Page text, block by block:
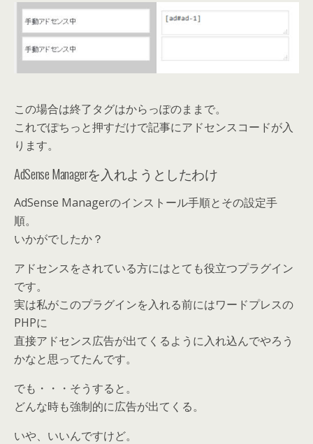
この場合は終了タグはからっぽのままで。
これでぽちっと押すだけで記事にアドセンスコードが入
ります。
AdSense Managerを入れようとしたわけ
AdSense Managerのインストール手順とその設定手
順。
いかがでしたか？
アドセンスをされている方にはとても役立つプラグイン
です。
実は私がこのプラグインを入れる前にはワードプレスの
PHPに
直接アドセンス広告が出てくるように入れ込んでやろう
かなと思ってたんです。
でも・・・そうすると。
どんな時も強制的に広告が出てくる。
いや、いいんですけど。